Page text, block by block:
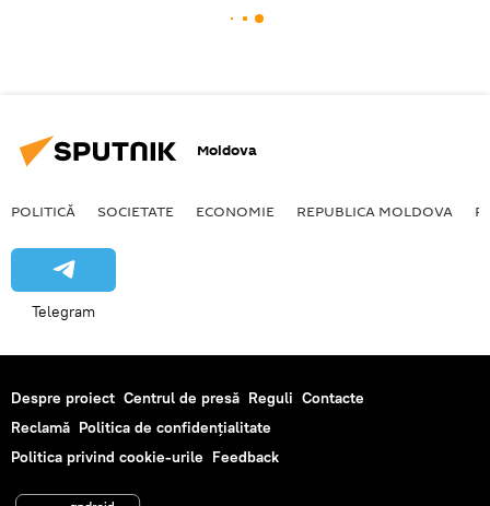
Moldova
POLITICĂ SOCIETATE ECONOMIE REPUBLICA MOLDOVA
Telegram
Despre proiect Centrul de presă Reguli Contacte
Reclamă Politica de confidențialitate
Politica privind cookie-urile Feedback